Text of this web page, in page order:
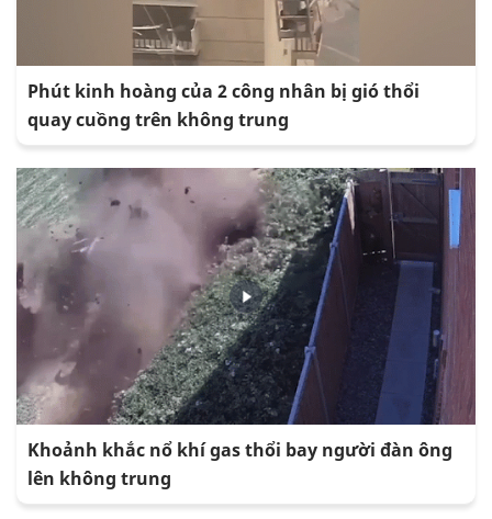
Phút kinh hoàng của 2 công nhân bị gió thổi
quay cuồng trên không trung
Khoảnh khắc nổ khí gas thổi bay người đàn ông
lên không trung